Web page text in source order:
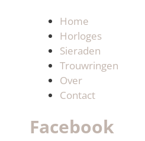
Home
Horloges
Sieraden
Trouwringen
Over
Contact
Facebook